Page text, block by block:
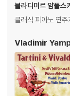
블라디미르 얌폴스
클래식 피아노 연주
Vladimir